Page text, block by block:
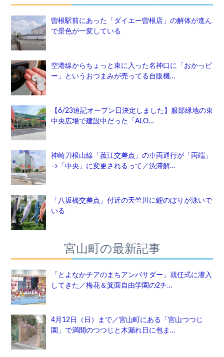
曽根駅前にあった「ダイエー曽根店」の解体が進ん
で景色が一変している
空港線からちょっと東に入った名神口に「おかっピ
ー」というおつまみが売ってる自販機…
【6/23追記オープン日決定しました】服部緑地の東
中央広場で建設中だった「ALO…
神崎刀根山線「菰江交差点」の車両通行が「両端」
→「中央」に変更されるって／渋滞解…
「八坂橋交差点」付近の天竺川に鯉のぼりが泳いで
いる
宮山町の最新記事
「とよなかチアのまちアンバサダー」就任式に潜入
してきた／梅花＆箕面自由学園の2チ…
4月12日（日）まで／宮山町にある「宮山つつじ
園」で満開のつつじと木漏れ日に包ま…